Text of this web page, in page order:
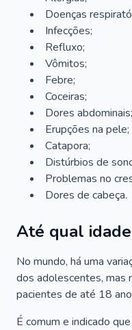
Doenças
Infecções;
Refluxo;
Vômitos;
Febre;
Coceiras;
Dores abdominais;
Erupções na pele;
Catapora;
Distúrbios de
Problemas no
Dores de cabeça.
Até qual
No mundo, há uma
dos adolescentes, mas
pacientes de até 18
É comum e indicado